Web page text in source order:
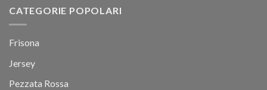
CATEGORIE POPOLARI
Frisona
Jersey
Pezzata Rossa